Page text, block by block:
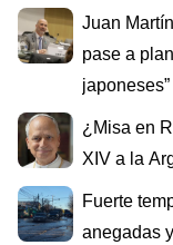
Juan
pase a
japoneses”
¿Misa en
XIV a la
Fuerte
anegadas